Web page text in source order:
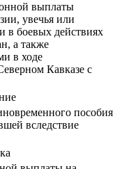
выплаты
увечья или
в боевых действиях
а также
в ходе
Кавказе с
пособия
вследствие